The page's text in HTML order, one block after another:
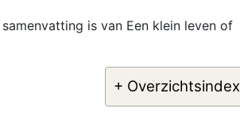
is van Een klein leven of
+ Overzichtsindex